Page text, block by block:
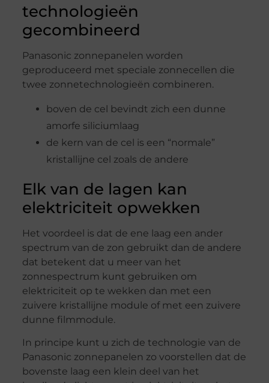
technologieën
gecombineerd
Panasonic zonnepanelen worden
geproduceerd met speciale zonnecellen die
twee zonnetechnologieën combineren.
boven de cel bevindt zich een dunne
amorfe siliciumlaag
de kern van de cel is een “normale”
kristallijne cel zoals de andere
Elk van de lagen kan
elektriciteit opwekken
Het voordeel is dat de ene laag een ander
spectrum van de zon gebruikt dan de andere
dat betekent dat u meer van het
zonnespectrum kunt gebruiken om
elektriciteit op te wekken dan met een
zuivere kristallijne module of met een zuivere
dunne filmmodule.
In principe kunt u zich de technologie van de
Panasonic zonnepanelen zo voorstellen dat de
bovenste laag een klein deel van het